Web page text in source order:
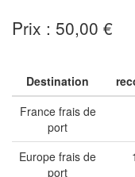
Prix : 50,00 €
Destination
France frais de
port
Europe frais de
port